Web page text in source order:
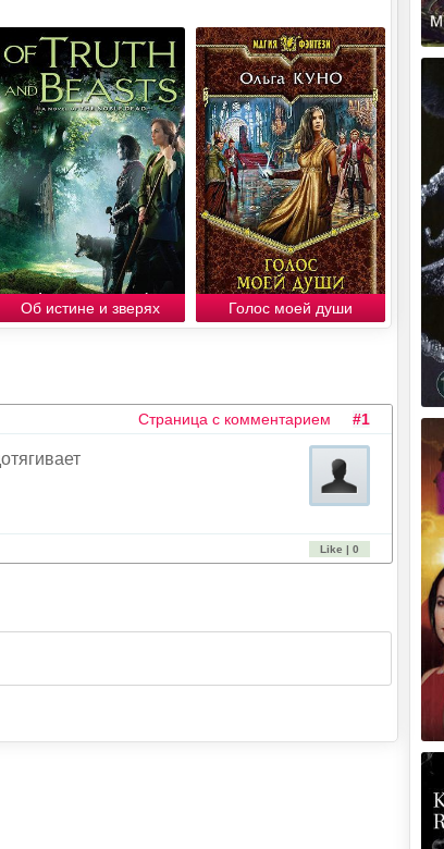
Об истине и зверях Голос моей души
#1
Страница с комментарием
Like | 0